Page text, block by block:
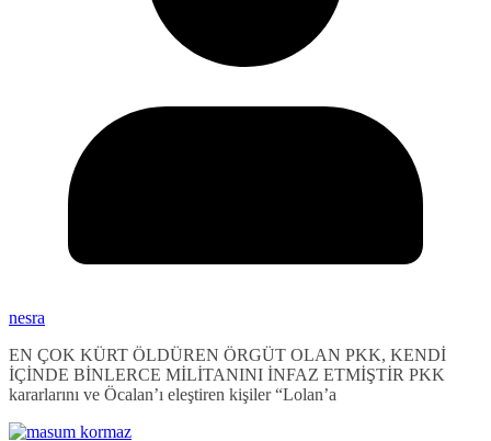
nesra
EN ÇOK KÜRT ÖLDÜREN ÖRGÜT OLAN PKK, KENDİ
İÇİNDE BİNLERCE MİLİTANINI İNFAZ ETMİŞTİR PKK
kararlarını ve Öcalan’ı eleştiren kişiler “Lolan’a